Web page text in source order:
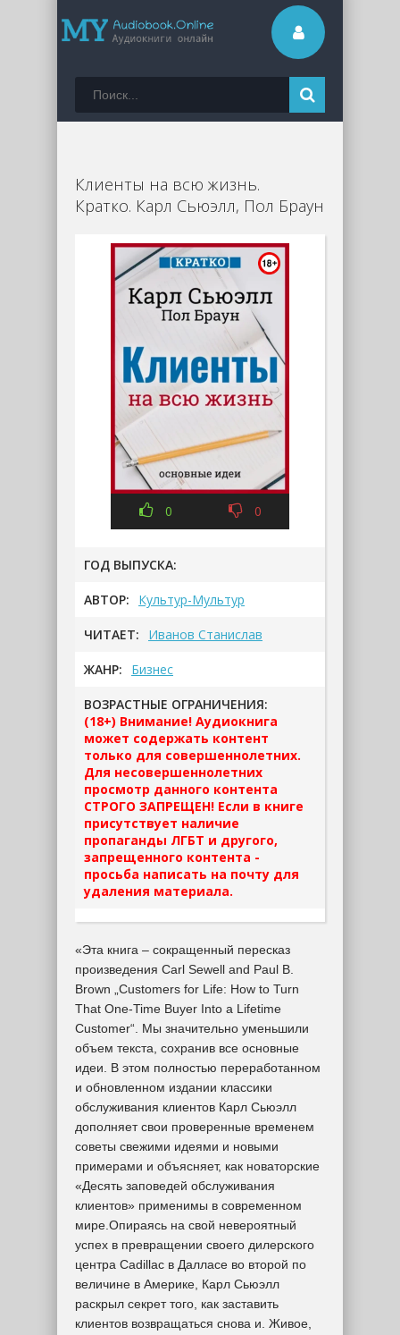
Клиенты на всю жизнь.
Кратко. Карл Сьюэлл, Пол Браун
0 0
ГОД ВЫПУСКА:
АВТОР: Культур-Мультур
ЧИТАЕТ: Иванов Станислав
ЖАНР: Бизнес
ВОЗРАСТНЫЕ ОГРАНИЧЕНИЯ:
(18+) Внимание! Аудиокнига
может содержать контент
только для совершеннолетних.
Для несовершеннолетних
просмотр данного контента
СТРОГО ЗАПРЕЩЕН! Если в книге
присутствует наличие
пропаганды ЛГБТ и другого,
запрещенного контента -
просьба написать на почту для
удаления материала.
«Эта книга – сокращенный пересказ
произведения Carl Sewell and Paul B.
Brown „Customers for Life: How to Turn
That One-Time Buyer Into a Lifetime
Customer“. Мы значительно уменьшили
объем текста, сохранив все основные
идеи. В этом полностью переработанном
и обновленном издании классики
обслуживания клиентов Карл Сьюэлл
дополняет свои проверенные временем
советы свежими идеями и новыми
примерами и объясняет, как новаторские
«Десять заповедей обслуживания
клиентов» применимы в современном
мире.Опираясь на свой невероятный
успех в превращении своего дилерского
центра Cadillac в Далласе во второй по
величине в Америке, Карл Сьюэлл
раскрыл секрет того, как заставить
клиентов возвращаться снова и. Живое,